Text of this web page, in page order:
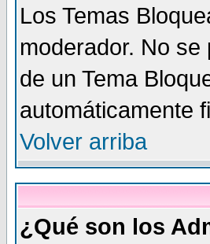
Los Temas
moderador. No
de un Tema
automáticamente
Volver arriba
¿Qué son los